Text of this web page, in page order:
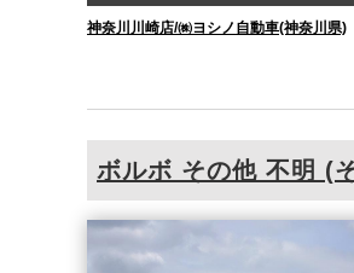
神奈川川崎店/㈱ヨシノ自動車(神奈川県)
ボルボ その他 不明 (